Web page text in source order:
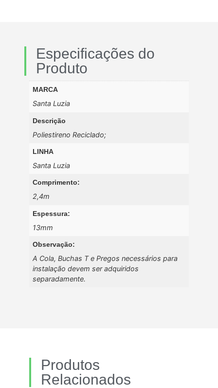
Especificações do
Produto
MARCA
Santa Luzia
Descrição
Poliestireno Reciclado;
LINHA
Santa Luzia
Comprimento:
2,4m
Espessura:
13mm
Observação:
A Cola, Buchas T e Pregos necessários para
instalação devem ser adquiridos
separadamente.
Produtos
Relacionados